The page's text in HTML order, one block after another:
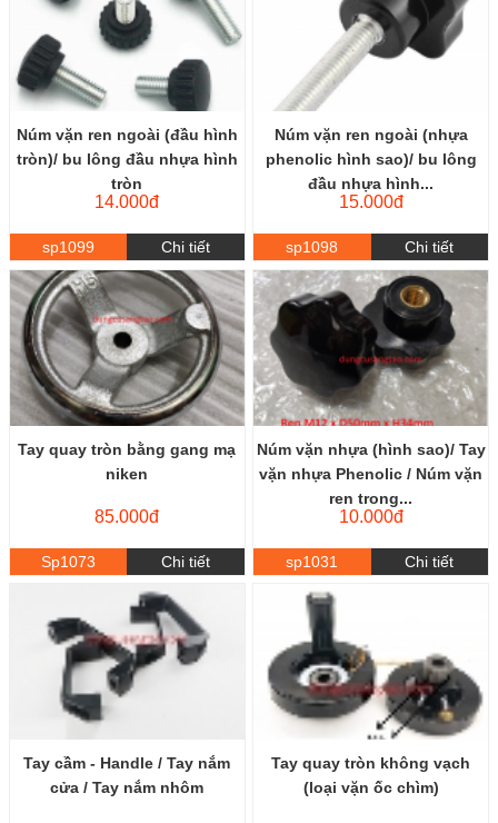
Núm vặn ren ngoài (đầu hình
tròn)/ bu lông đầu nhựa hình
tròn
14.000đ
sp1099 Chi tiết
Núm vặn ren ngoài (nhựa
phenolic hình sao)/ bu lông
đầu nhựa hình...
15.000đ
sp1098 Chi tiết
Tay quay tròn bằng gang mạ
niken
85.000đ
Sp1073 Chi tiết
Núm vặn nhựa (hình sao)/ Tay
vặn nhựa Phenolic / Núm vặn
ren trong...
10.000đ
sp1031 Chi tiết
Tay cầm - Handle / Tay nắm
cửa / Tay nắm nhôm
Tay quay tròn không vạch
(loại vặn ốc chìm)